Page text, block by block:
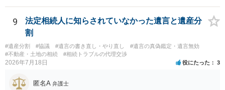
9
法定相続人に知らされていなかった遺言と遺産分
割
#遺産分割 #協議 #遺言の書き直し・やり直し
#遺言の真偽鑑定・遺言無効
#不動産・土地の相続
#相続トラブルの代理交渉
2026年7月18日 役にたった 3
匿名A 弁護士